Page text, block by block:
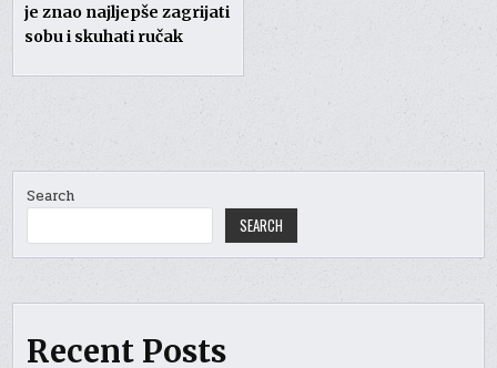
je znao najljepše zagrijati
sobu i skuhati ručak
Search
SEARCH
Recent Posts